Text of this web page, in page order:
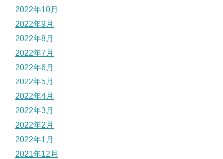
2022年10月
2022年9月
2022年8月
2022年7月
2022年6月
2022年5月
2022年4月
2022年3月
2022年2月
2022年1月
2021年12月